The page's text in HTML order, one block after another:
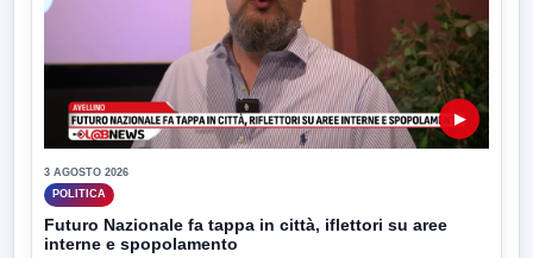
▶
3 AGOSTO 2026
POLITICA
Futuro Nazionale fa tappa in città, iflettori su aree
interne e spopolamento